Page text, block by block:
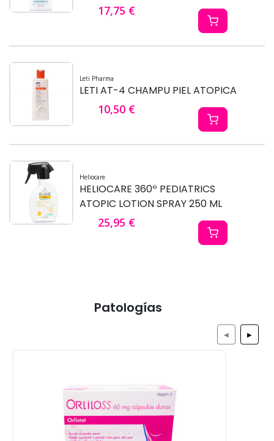
17,75 €
Leti Pharma
LETI AT-4 CHAMPU PIEL ATOPICA
10,50 €
Heliocare
HELIOCARE 360º PEDIATRICS
ATOPIC LOTION SPRAY 250 ML
25,95 €
Patologías
◀ ▶